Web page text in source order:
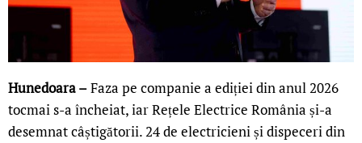
Hunedoara –Faza pe companie a ediției din anul 2026
tocmai s-a încheiat, iar Rețele Electrice România și-a
desemnat câștigătorii. 24 de electricieni și dispeceri din